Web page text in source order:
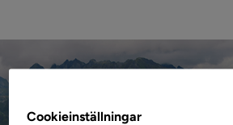
Cookieinställningar